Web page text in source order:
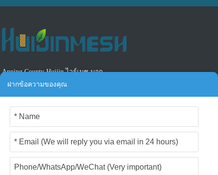
Anping County Huijin ไวร์เมช บจก.
โทร: +86-17749827817
อีเมล์: carol.feng@huijinwiremesh.com
เกี่ยวกับเรา
เกี่ยวกับเรา
คำถามที่พบบ่อย
ติดต่อเรา
เว็บไซต์อื่น ๆ
ฝากข้อความของคุณ